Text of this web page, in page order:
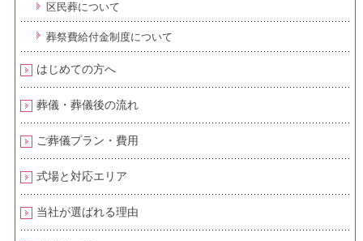
区民葬について
葬祭費給付金制度について
はじめての方へ
葬儀・葬儀後の流れ
ご葬儀プラン・費用
式場と対応エリア
当社が選ばれる理由